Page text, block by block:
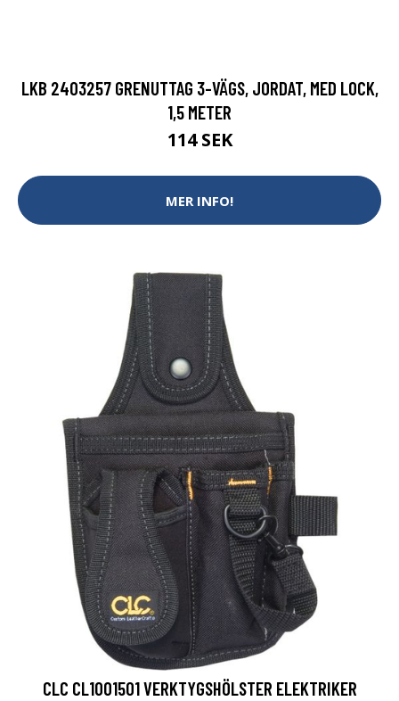
LKB 2403257 GRENUTTAG 3-VÄGS, JORDAT, MED LOCK,
1,5 METER
114 SEK
MER INFO!
CLC CL1001501 VERKTYGSHÖLSTER ELEKTRIKER